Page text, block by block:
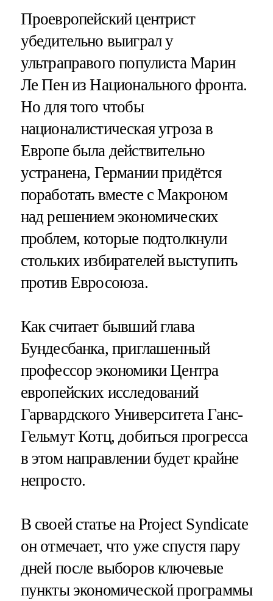
Проевропейский центрист
убедительно выиграл у
ультраправого популиста Марин
Ле Пен из Национального фронта.
Но для того чтобы
националистическая угроза в
Европе была действительно
устранена, Германии придётся
поработать вместе с Макроном
над решением экономических
проблем, которые подтолкнули
стольких избирателей выступить
против Евросоюза.
Как считает бывший глава
Бундесбанка, приглашенный
профессор экономики Центра
европейских исследований
Гарвардского Университета Ганс-
Гельмут Котц, добиться прогресса
в этом направлении будет крайне
непросто.
В своей статье на Project Syndicate
он отмечает, что уже спустя пару
дней после выборов ключевые
пункты экономической программы